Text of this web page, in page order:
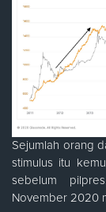
Sejumlah orang
stimulus itu
sebelum
November 2020